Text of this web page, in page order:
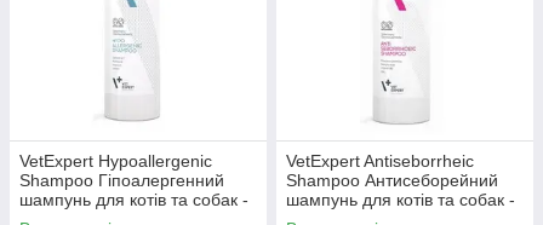
VetExpert Hypoallergenic
Shampoo Гіпоалергенний
шампунь для котів та собак -
250 мл
VetExpert Antiseborrheic
Shampoo Антисеборейний
шампунь для котів та собак -
250 мл